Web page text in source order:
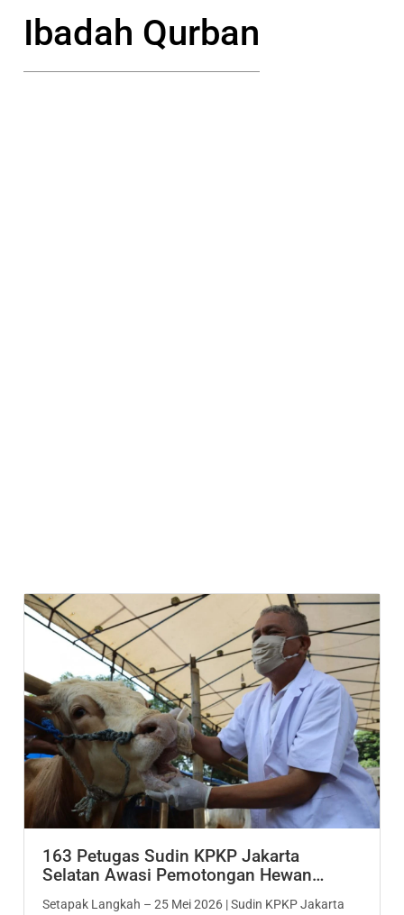
Ibadah Qurban
163 Petugas Sudin KPKP Jakarta
Selatan Awasi Pemotongan Hewan…
Setapak Langkah – 25 Mei 2026 | Sudin KPKP Jakarta